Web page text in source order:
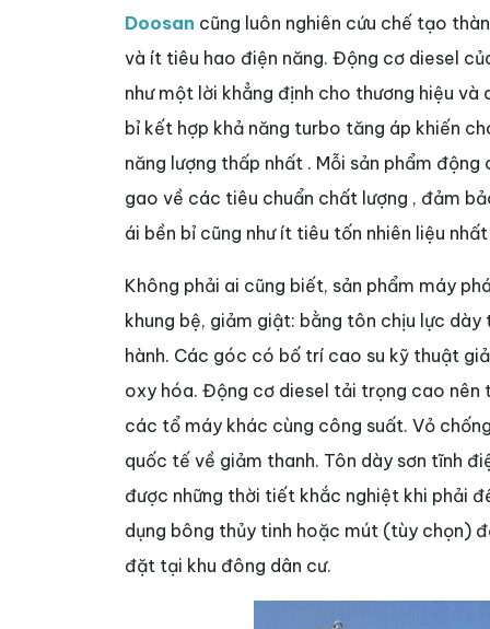
Doosan cũng luôn nghiên cứu chế tạo
và ít tiêu hao điện năng. Động cơ diesel
như một lời khẳng định cho thương hiệu
bỉ kết hợp khả năng turbo tăng áp khiến
năng lượng thấp nhất . Mỗi sản phẩm
gao về các tiêu chuẩn chất lượng , đảm
ái bền bỉ cũng như ít tiêu tốn nhiên liệu nhất
Không phải ai cũng biết, sản phẩm máy
khung bệ, giảm giật: bằng tôn chịu lực
hành. Các góc có bố trí cao su kỹ thuật
oxy hóa. Động cơ diesel tải trọng cao nên
các tổ máy khác cùng công suất. Vỏ
quốc tế về giảm thanh. Tôn dày sơn tĩnh
được những thời tiết khắc nghiệt khi phải
dụng bông thủy tinh hoặc mút (tùy chọn)
đặt tại khu đông dân cư.